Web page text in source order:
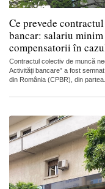
Ce prevede
bancar: salariu
compensatorii în
Contractul colectiv de muncă
Activități bancare” a fost
din România (CPBR), din